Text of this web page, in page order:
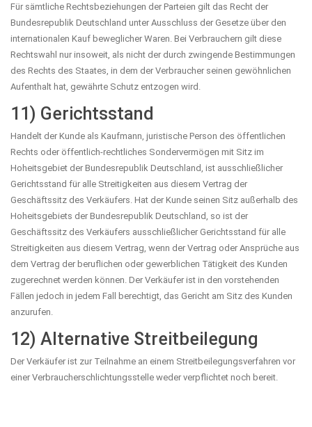
Für sämtliche Rechtsbeziehungen der Parteien gilt das Recht der
Bundesrepublik Deutschland unter Ausschluss der Gesetze über den
internationalen Kauf beweglicher Waren. Bei Verbrauchern gilt diese
Rechtswahl nur insoweit, als nicht der durch zwingende Bestimmungen
des Rechts des Staates, in dem der Verbraucher seinen gewöhnlichen
Aufenthalt hat, gewährte Schutz entzogen wird.
11) Gerichtsstand
Handelt der Kunde als Kaufmann, juristische Person des öffentlichen
Rechts oder öffentlich-rechtliches Sondervermögen mit Sitz im
Hoheitsgebiet der Bundesrepublik Deutschland, ist ausschließlicher
Gerichtsstand für alle Streitigkeiten aus diesem Vertrag der
Geschäftssitz des Verkäufers. Hat der Kunde seinen Sitz außerhalb des
Hoheitsgebiets der Bundesrepublik Deutschland, so ist der
Geschäftssitz des Verkäufers ausschließlicher Gerichtsstand für alle
Streitigkeiten aus diesem Vertrag, wenn der Vertrag oder Ansprüche aus
dem Vertrag der beruflichen oder gewerblichen Tätigkeit des Kunden
zugerechnet werden können. Der Verkäufer ist in den vorstehenden
Fällen jedoch in jedem Fall berechtigt, das Gericht am Sitz des Kunden
anzurufen.
12) Alternative Streitbeilegung
Der Verkäufer ist zur Teilnahme an einem Streitbeilegungsverfahren vor
einer Verbraucherschlichtungsstelle weder verpflichtet noch bereit.